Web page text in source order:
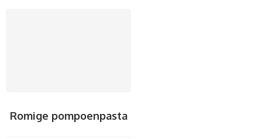
Romige pompoenpasta